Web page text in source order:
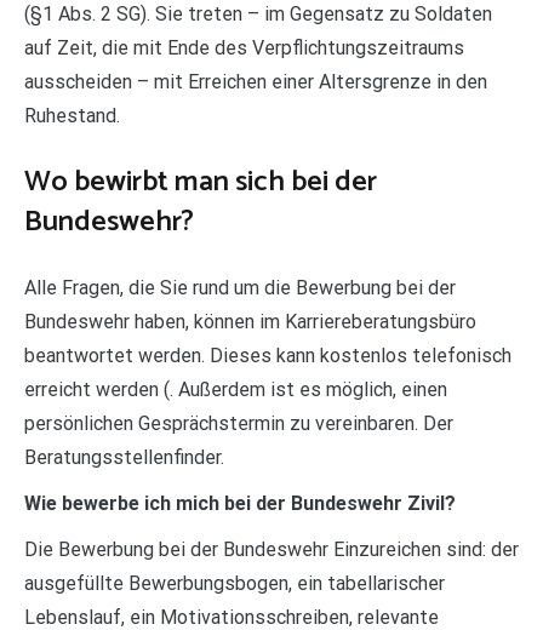
(§1 Abs. 2 SG). Sie treten – im Gegensatz zu Soldaten
auf Zeit, die mit Ende des Verpflichtungszeitraums
ausscheiden – mit Erreichen einer Altersgrenze in den
Ruhestand.
Wo bewirbt man sich bei der
Bundeswehr?
Alle Fragen, die Sie rund um die Bewerbung bei der
Bundeswehr haben, können im Karriereberatungsbüro
beantwortet werden. Dieses kann kostenlos telefonisch
erreicht werden (. Außerdem ist es möglich, einen
persönlichen Gesprächstermin zu vereinbaren. Der
Beratungsstellenfinder.
Wie bewerbe ich mich bei der Bundeswehr Zivil?
Die Bewerbung bei der Bundeswehr Einzureichen sind: der
ausgefüllte Bewerbungsbogen, ein tabellarischer
Lebenslauf, ein Motivationsschreiben, relevante